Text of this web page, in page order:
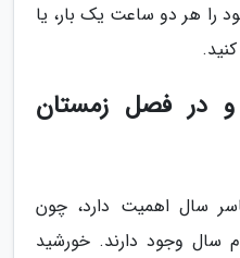
را هر دو ساعت یک بار، یا
و در فصل زمستان
سال اهمیت دارد، چون
سال وجود دارند. خورشید